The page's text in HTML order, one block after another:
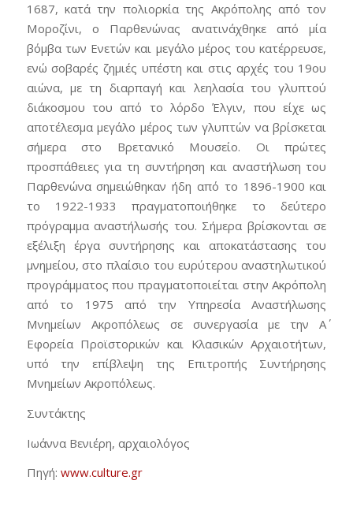
1687, κατά την πολιορκία της Ακρόπολης από τον
Μοροζίνι, ο Παρθενώνας ανατινάχθηκε από μία
βόμβα των Ενετών και μεγάλο μέρος του κατέρρευσε,
ενώ σοβαρές ζημιές υπέστη και στις αρχές του 19ου
αιώνα, με τη διαρπαγή και λεηλασία του γλυπτού
διάκοσμου του από το λόρδο Έλγιν, που είχε ως
αποτέλεσμα μεγάλο μέρος των γλυπτών να βρίσκεται
σήμερα στο Βρετανικό Μουσείο. Οι πρώτες
προσπάθειες για τη συντήρηση και αναστήλωση του
Παρθενώνα σημειώθηκαν ήδη από το 1896-1900 και
το 1922-1933 πραγματοποιήθηκε το δεύτερο
πρόγραμμα αναστήλωσής του. Σήμερα βρίσκονται σε
εξέλιξη έργα συντήρησης και αποκατάστασης του
μνημείου, στο πλαίσιο του ευρύτερου αναστηλωτικού
προγράμματος που πραγματοποιείται στην Ακρόπολη
από το 1975 από την Υπηρεσία Αναστήλωσης
Μνημείων Ακροπόλεως σε συνεργασία με την Α΄
Εφορεία Προϊστορικών και Κλασικών Αρχαιοτήτων,
υπό την επίβλεψη της Επιτροπής Συντήρησης
Μνημείων Ακροπόλεως.
Συντάκτης
Ιωάννα Βενιέρη, αρχαιολόγος
Πηγή: www.culture.gr